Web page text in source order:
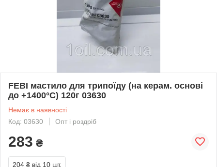
FEBI мастило для трипоїду (на керам. основі
до +1400°C) 120г 03630
Немає в наявності
Код: 03630
Опт і роздріб
283 ₴
204 ₴ від 10 шт.